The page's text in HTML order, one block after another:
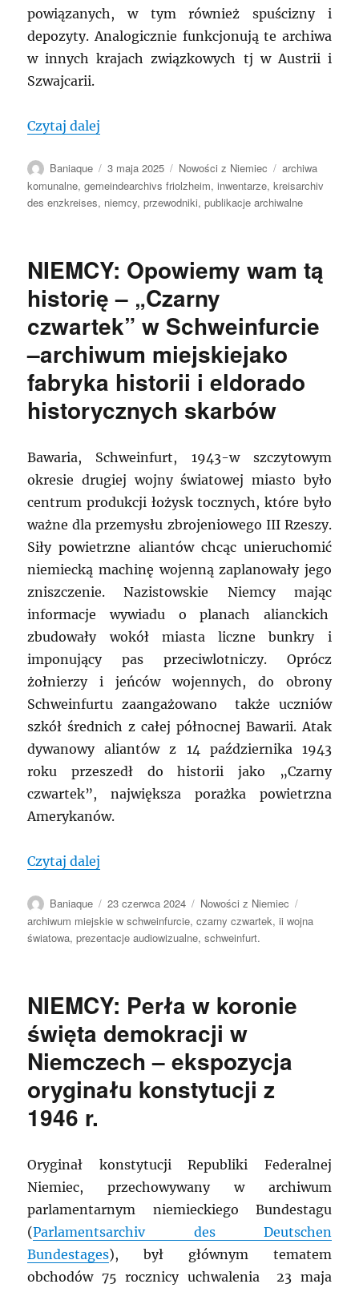
powiązanych, w tym również spuścizny i
depozyty. Analogicznie funkcjonują te archiwa
w innych krajach związkowych tj w Austrii i
Szwajcarii.
Czytaj dalej
Autor
Baniaque
Data
publikacji
3 maja 2025 Kategorie
Nowości z Niemiec Tagi
archiwa
komunalne,gemeindearchivs friolzheim,inwentarze,kreisarchiv
des enzkreises, niemcy,przewodniki,publikacje archiwalne
NIEMCY: Opowiemy wam tą
historię – „Czarny
czwartek” w Schweinfurcie
–archiwum miejskiejako
fabryka historii i eldorado
historycznych skarbów
Bawaria, Schweinfurt, 1943-w szczytowym
okresie drugiej wojny światowej miasto było
centrum produkcji łożysk tocznych, które było
ważne dla przemysłu zbrojeniowego III Rzeszy.
Siły powietrzne aliantów chcąc unieruchomić
niemiecką machinę wojenną zaplanowały jego
zniszczenie. Nazistowskie Niemcy mając
informacje wywiadu o planach alianckich
zbudowały wokół miasta liczne bunkry i
imponujący pas przeciwlotniczy. Oprócz
żołnierzy i jeńców wojennych, do obrony
Schweinfurtu zaangażowano także uczniów
szkół średnich z całej północnej Bawarii. Atak
dywanowy aliantów z 14 października 1943
roku przeszedł do historii jako „Czarny
czwartek”, największa porażka powietrzna
Amerykanów.
Czytaj dalej
Autor
Baniaque
Data
publikacji
23 czerwca 2024 Kategorie
Nowości z Niemiec
archiwum miejskie w schweinfurcie,czarny czwartek,ii wojna
światowa,prezentacje audiowizualne,schweinfurt.
NIEMCY: Perła w koronie
święta demokracji w
Niemczech – ekspozycja
oryginału konstytucji z
1946 r.
Oryginał konstytucji Republiki Federalnej
Niemiec, przechowywany w archiwum
parlamentarnym niemieckiego Bundestagu
(Parlamentsarchiv des Deutschen
Bundestages), był głównym tematem
obchodów 75 rocznicy uchwalenia 23 maja